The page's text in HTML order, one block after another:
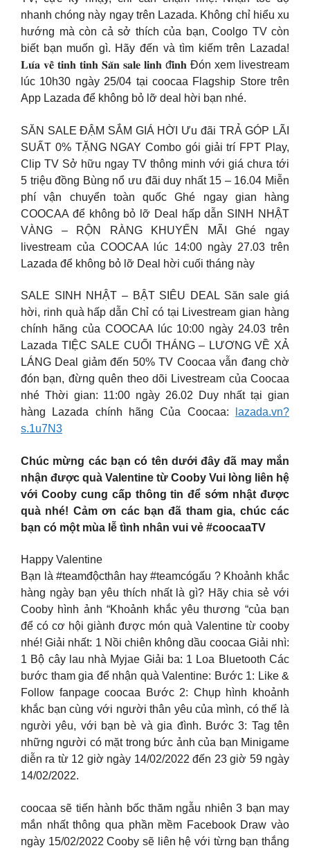
nhanh chóng này ngay trên Lazada. Không chỉ hiểu xu
hướng mà còn cả sở thích của bạn, Coolgo TV còn
biết bạn muốn gì. Hãy đến và tìm kiếm trên Lazada!
𝐋𝐮́𝐚 𝐯𝐞̂̀ 𝐭𝐢𝐧𝐡 𝐭𝐢𝐧𝐡 𝐒𝐚̆𝐧 𝐬𝐚𝐥𝐞 𝐥𝐢𝐧𝐡 đ𝐢̀𝐧𝐡 Đón xem livestream
lúc 10h30 ngày 25/04 tại coocaa Flagship Store trên
App Lazada để không bỏ lỡ deal hời bạn nhé.
SĂN SALE ĐẬM SẮM GIÁ HỜI Ưu đãi TRẢ GÓP LÃI
SUẤT 0% TẶNG NGAY Combo gói giải trí FPT Play,
Clip TV Sở hữu ngay TV thông minh với giá chưa tới
5 triệu đồng Bùng nổ ưu đãi duy nhất 15 – 16.04 Miễn
phí vận chuyển toàn quốc Ghé ngay gian hàng
COOCAA để không bỏ lỡ Deal hấp dẫn SINH NHẬT
VÀNG – RỘN RÀNG KHUYẾN MÃI Ghé ngay
livestream của COOCAA lúc 14:00 ngày 27.03 trên
Lazada để không bỏ lỡ Deal hời cuối tháng này
SALE SINH NHẬT – BẬT SIÊU DEAL Săn sale giá
hời, rinh quà hấp dẫn Chỉ có tại Livestream gian hàng
chính hãng của COOCAA lúc 10:00 ngày 24.03 trên
Lazada TIỆC SALE CUỐI THÁNG – LƯƠNG VỀ XẢ
LÁNG Deal giảm đến 50% TV Coocaa vẫn đang chờ
đón bạn, đừng quên theo dõi Livestream của Coocaa
nhé Thời gian: 11:00 ngày 26.02 Duy nhất tại gian
hàng Lazada chính hãng Của Coocaa:
lazada.vn?
s.1u7N3
Chúc mừng các bạn có tên dưới đây đã may mắn
nhận được quà Valentine từ Cooby Vui lòng liên hệ
với Cooby cung cấp thông tin để sớm nhật được
quà nhé! Cảm ơn các bạn đã tham gia, chúc các
bạn có một mùa lễ tình nhân vui vẻ #coocaaTV
Happy Valentine
Bạn là #teamđộcthân hay #teamcógấu ? Khoảnh khắc
hàng ngày bạn yêu thích nhất là gì? Hãy chia sẻ với
Cooby hình ảnh “Khoảnh khắc yêu thương “của bạn
để có cơ hội giành được món quà Valentine từ cooby
nhé! Giải nhất: 1 Nồi chiên không dầu coocaa Giải nhì:
1 Bộ cây lau nhà Myjae Giải ba: 1 Loa Bluetooth Các
bước tham gia để nhận quà Valentine: Bước 1: Like &
Follow fanpage coocaa Bước 2: Chụp hình khoảnh
khắc bạn cùng với người thân yêu của mình, có thế là
người yêu, với bạn bè và gia đình. Bước 3: Tag tên
những người có mặt trong bức ảnh của bạn Minigame
diễn ra từ 12 giờ ngày 14/02/2022 đến 23 giờ 59 ngày
14/02/2022.
coocaa sẽ tiến hành bốc thăm ngẫu nhiên 3 bạn may
mắn nhất thông qua phần mềm Facebook Draw vào
ngày 15/02/2022 Cooby sẽ liên hệ với từng bạn thắng